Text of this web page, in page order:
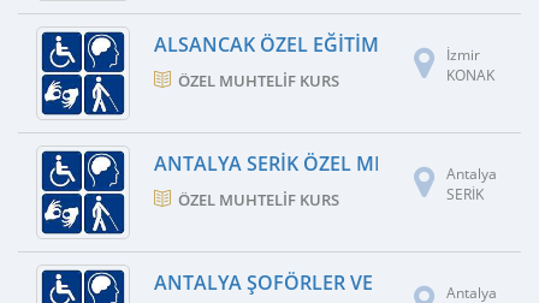
ALSANCAK ÖZEL EĞITIM VE
ÖZEL MUHTELIF KURS
İzmir
KONAK
ANTALYA SERIK ÖZEL MESLEKI EĞITIM
ÖZEL MUHTELIF KURS
Antalya
SERİK
ANTALYA ŞOFÖRLER VE
Antalya